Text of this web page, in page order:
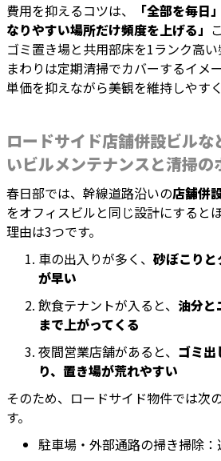
費用を抑えるコツは、
「全部を毎日
なりやすい場所だけ頻度を上げる」
ゴミ置き場と共用部床を1ランク高
まわりは定期清掃でカバーするイメ
単価を抑えながら美観を維持しやすく
ロードサイド店舗併設ビルな
いビルメンテナンスと清掃の
春日部では、幹線道路沿いの店舗併
をオフィスビルと同じ設計にすると
理由は3つです。
車の出入りが多く、 砂ぼこり
が早い
飲食テナントが入ると、 油分と
まで上がってくる
夜間営業店舗があると、 ゴミ出
り、置き場が荒れやすい
そのため、ロードサイド物件では次
す。
駐車場・外部通路の掃き掃除：